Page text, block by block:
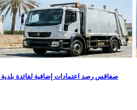
صفاقس رصد اعتمادات إضافية لفائدة